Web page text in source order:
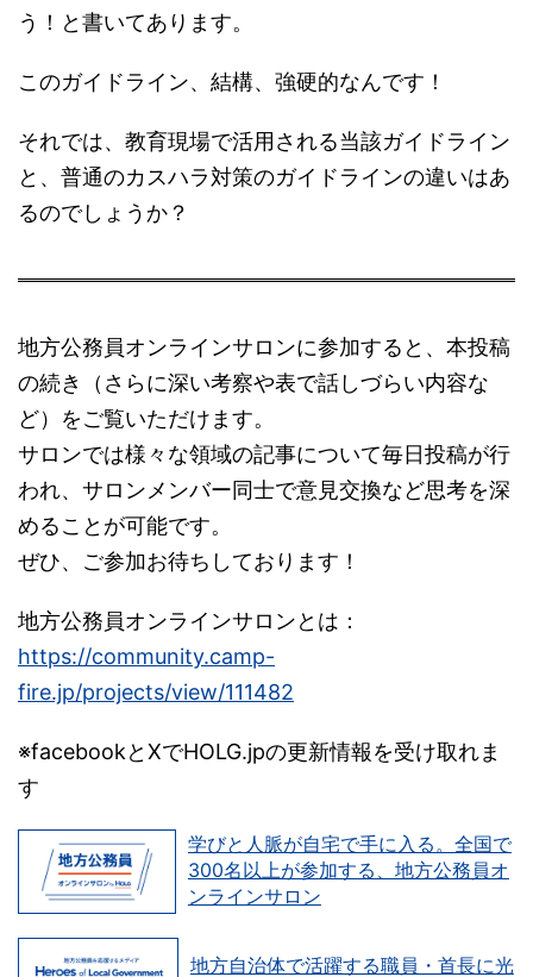
う！と書いてあります。
このガイドライン、結構、強硬的なんです！
それでは、教育現場で活用される当該ガイドライン
と、普通のカスハラ対策のガイドラインの違いはあ
るのでしょうか？
地方公務員オンラインサロンに参加すると、本投稿
の続き（さらに深い考察や表で話しづらい内容な
ど）をご覧いただけます。
サロンでは様々な領域の記事について毎日投稿が行
われ、サロンメンバー同士で意見交換など思考を深
めることが可能です。
ぜひ、ご参加お待ちしております！
地方公務員オンラインサロンとは：
https://community.camp-
fire.jp/projects/view/111482
※facebookとXでHOLG.jpの更新情報を受け取れま
す
学びと人脈が自宅で手に入る。全国で
300名以上が参加する、地方公務員オ
ンラインサロン
地方自治体で活躍する職員・首長に光